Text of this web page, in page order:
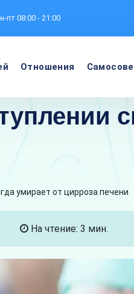
пт 08:00 - 21:00
Отношения
умирает от цирроза печени
На чтение: 3 мин.